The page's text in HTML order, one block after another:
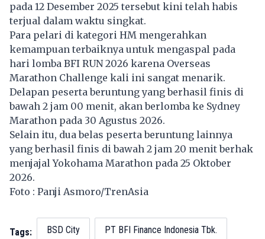
pada 12 Desember 2025 tersebut kini telah habis
terjual dalam waktu singkat.
Para pelari di kategori HM mengerahkan
kemampuan terbaiknya untuk mengaspal pada
hari lomba BFI RUN 2026 karena Overseas
Marathon Challenge kali ini sangat menarik.
Delapan peserta beruntung yang berhasil finis di
bawah 2 jam 00 menit, akan berlomba ke Sydney
Marathon pada 30 Agustus 2026.
Selain itu, dua belas peserta beruntung lainnya
yang berhasil finis di bawah 2 jam 20 menit berhak
menjajal Yokohama Marathon pada 25 Oktober
2026.
Foto : Panji Asmoro/TrenAsia
Tags: BSD City PT BFI Finance Indonesia Tbk.